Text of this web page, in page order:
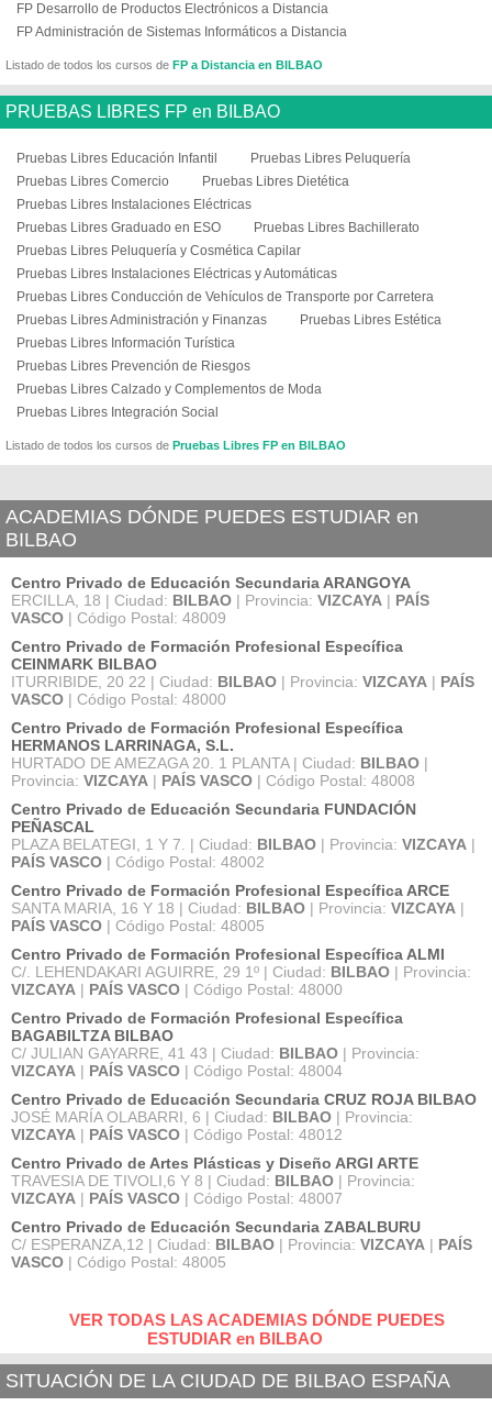
FP Desarrollo de Productos Electrónicos a Distancia
FP Administración de Sistemas Informáticos a Distancia
Listado de todos los cursos de FP a Distancia en BILBAO
PRUEBAS LIBRES FP en BILBAO
Pruebas Libres Educación Infantil
Pruebas Libres Peluquería
Pruebas Libres Comercio
Pruebas Libres Dietética
Pruebas Libres Instalaciones Eléctricas
Pruebas Libres Graduado en ESO
Pruebas Libres Bachillerato
Pruebas Libres Peluquería y Cosmética Capilar
Pruebas Libres Instalaciones Eléctricas y Automáticas
Pruebas Libres Conducción de Vehículos de Transporte por Carretera
Pruebas Libres Administración y Finanzas
Pruebas Libres Estética
Pruebas Libres Información Turística
Pruebas Libres Prevención de Riesgos
Pruebas Libres Calzado y Complementos de Moda
Pruebas Libres Integración Social
Listado de todos los cursos de Pruebas Libres FP en BILBAO
ACADEMIAS DÓNDE PUEDES ESTUDIAR en
BILBAO
Centro Privado de Educación Secundaria ARANGOYA
ERCILLA, 18 | Ciudad: BILBAO | Provincia: VIZCAYA | PAÍS
VASCO | Código Postal: 48009
Centro Privado de Formación Profesional Específica
CEINMARK BILBAO
ITURRIBIDE, 20 22 | Ciudad: BILBAO | Provincia: VIZCAYA | PAÍS
VASCO | Código Postal: 48000
Centro Privado de Formación Profesional Específica
HERMANOS LARRINAGA, S.L.
HURTADO DE AMEZAGA 20. 1 PLANTA | Ciudad: BILBAO |
Provincia: VIZCAYA | PAÍS VASCO | Código Postal: 48008
Centro Privado de Educación Secundaria FUNDACIÓN
PEÑASCAL
PLAZA BELATEGI, 1 Y 7. | Ciudad: BILBAO | Provincia: VIZCAYA |
PAÍS VASCO | Código Postal: 48002
Centro Privado de Formación Profesional Específica ARCE
SANTA MARIA, 16 Y 18 | Ciudad: BILBAO | Provincia: VIZCAYA |
PAÍS VASCO | Código Postal: 48005
Centro Privado de Formación Profesional Específica ALMI
C/. LEHENDAKARI AGUIRRE, 29 1º | Ciudad: BILBAO | Provincia:
VIZCAYA | PAÍS VASCO | Código Postal: 48000
Centro Privado de Formación Profesional Específica
BAGABILTZA BILBAO
C/ JULIAN GAYARRE, 41 43 | Ciudad: BILBAO | Provincia:
VIZCAYA | PAÍS VASCO | Código Postal: 48004
Centro Privado de Educación Secundaria CRUZ ROJA BILBAO
JOSÉ MARÍA OLABARRI, 6 | Ciudad: BILBAO | Provincia:
VIZCAYA | PAÍS VASCO | Código Postal: 48012
Centro Privado de Artes Plásticas y Diseño ARGI ARTE
TRAVESIA DE TIVOLI,6 Y 8 | Ciudad: BILBAO | Provincia:
VIZCAYA | PAÍS VASCO | Código Postal: 48007
Centro Privado de Educación Secundaria ZABALBURU
C/ ESPERANZA,12 | Ciudad: BILBAO | Provincia: VIZCAYA | PAÍS
VASCO | Código Postal: 48005
VER TODAS LAS ACADEMIAS DÓNDE PUEDES
ESTUDIAR en BILBAO
SITUACIÓN DE LA CIUDAD DE BILBAO ESPAÑA